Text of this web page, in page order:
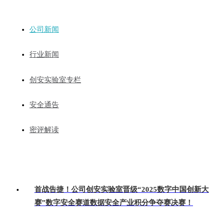
公司新闻
行业新闻
创安实验室专栏
安全通告
密评解读
首战告捷！公司创安实验室晋级“2025数字中国创新大
赛”数字安全赛道数据安全产业积分争夺赛决赛！